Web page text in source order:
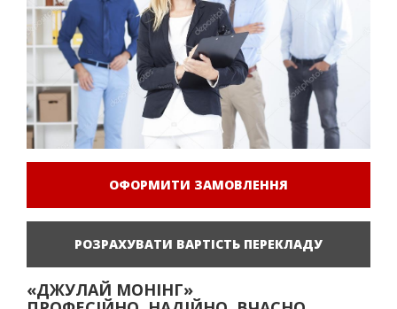
ОФОРМИТИ ЗАМОВЛЕННЯ
РОЗРАХУВАТИ ВАРТІСТЬ ПЕРЕКЛАДУ
«ДЖУЛАЙ МОНІНГ»